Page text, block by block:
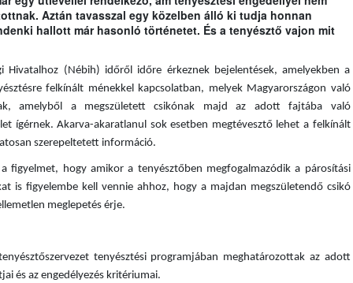
Aztán tavasszal egy közelben álló ki tudja honnan
hallott már hasonló történetet. És a tenyésztő vajon mit
Hivatalhoz (Nébih) időről időre érkeznek bejelentések, amelyekben a
felkínált ménekkel kapcsolatban, melyek Magyarországon való
amelyből a megszületett csikónak majd az adott fajtába való
ígérnek. Akarva-akaratlanul sok esetben megtévesztő lehet a felkínált
szerepeltetett információ.
figyelmet, hogy amikor a tenyésztőben megfogalmazódik a párosítási
is figyelembe kell vennie ahhoz, hogy a majdan megszületendő csikó
meglepetés érje.
tenyésztési programjában meghatározottak az adott
és az engedélyezés kritériumai.